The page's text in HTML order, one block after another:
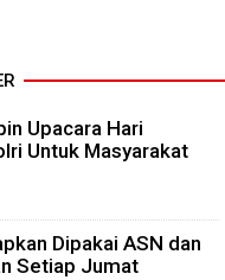
Upacara Hari
Untuk Masyarakat
Dipakai ASN dan
Setiap Jumat